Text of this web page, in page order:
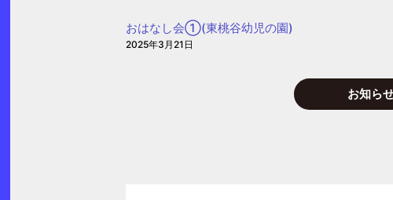
おはなし会①(東桃谷幼児の園)
2025年3月21日
お知ら